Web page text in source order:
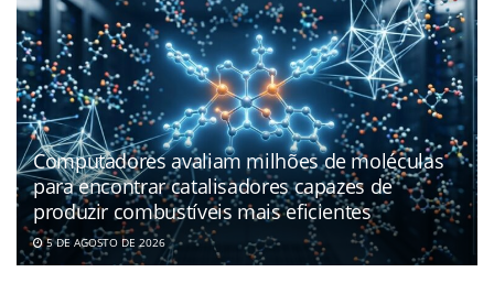
Computadores avaliam milhões de moléculas
para encontrar catalisadores capazes de
produzir combustíveis mais eficientes
5 DE AGOSTO DE 2026